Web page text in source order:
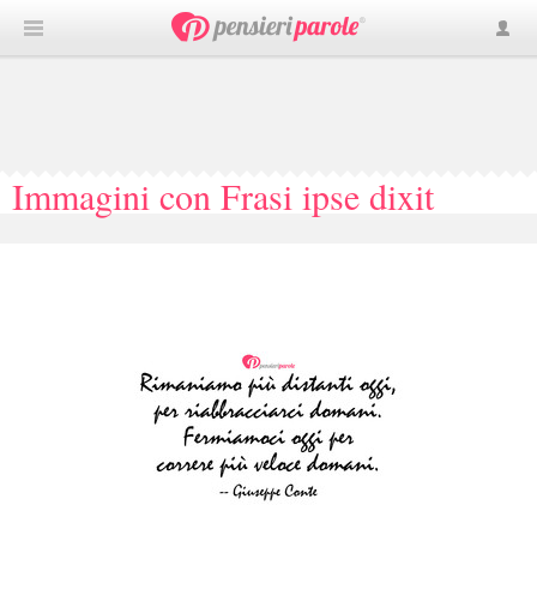
Immagini con Frasi ipse dixit